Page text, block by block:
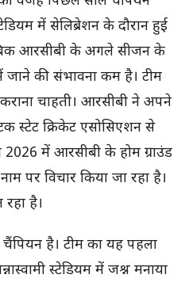
में सेलिब्रेशन के दौरान हुई
आरसीबी के अगले सीजन के
जाने की संभावना कम है। टीम
चाहती। आरसीबी ने अपने
स्टेट क्रिकेट एसोसिएशन से
में आरसीबी के होम ग्राउंड
पर विचार किया जा रहा है।
है।
है। टीम का यह पहला
स्टेडियम में जश्न मनाया